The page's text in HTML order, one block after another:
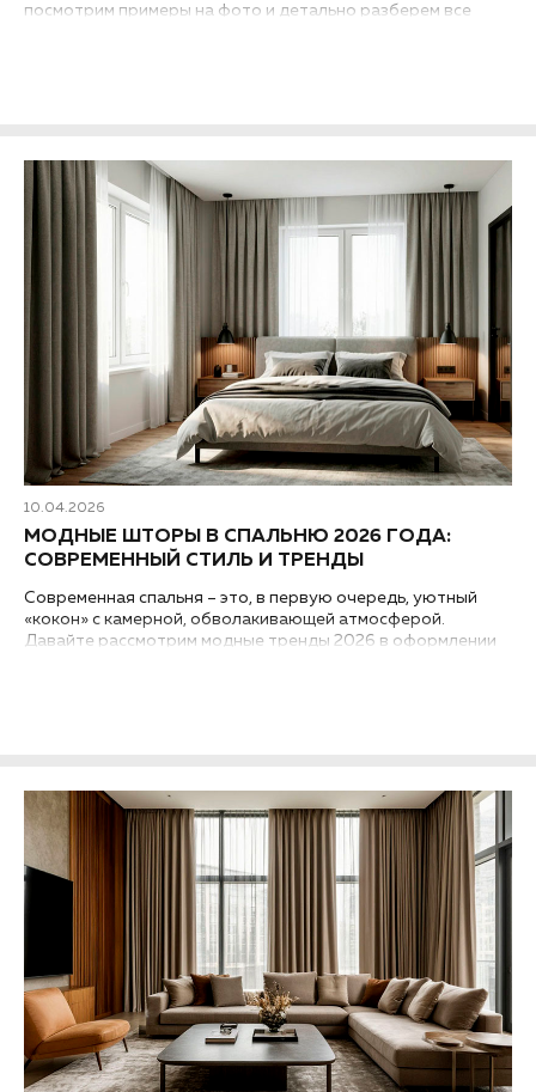
посмотрим примеры на фото и детально разберем все
10.04.2026
МОДНЫЕ ШТОРЫ В СПАЛЬНЮ 2026 ГОДА:
СОВРЕМЕННЫЙ СТИЛЬ И ТРЕНДЫ
Современная спальня – это, в первую очередь, уютный
«кокон» с камерной, обволакивающей атмосферой.
Давайте рассмотрим модные тренды 2026 в оформлении